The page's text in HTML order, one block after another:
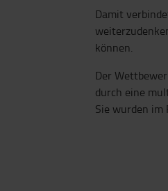
Damit
können.
Der
durch eine
Sie wurden im